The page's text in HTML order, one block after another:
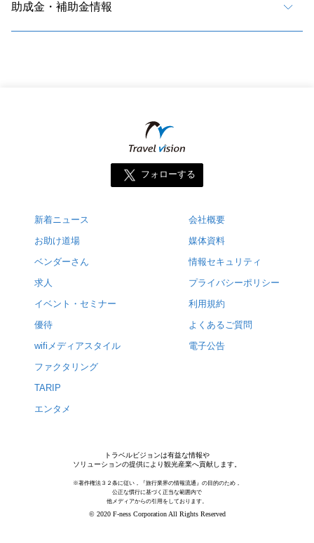
助成金・補助金情報
フォローする
新着ニュース
お助け道場
ベンダーさん
求人
イベント・セミナー
優待
wifiメディアスタイル
ファクタリング
TARIP
エンタメ
会社概要
媒体資料
情報セキュリティ
プライバシーポリシー
利用規約
よくあるご質問
電子公告
トラベルビジョンは有益な情報や
ソリューションの提供により観光産業へ貢献します。
※著作権法３２条に従い，『旅行業界の情報流通』の目的のため，
公正な慣行に基づく正当な範囲内で
他メディアからの引用をしております。
© 2020 F-ness Corporation All Rights Reserved